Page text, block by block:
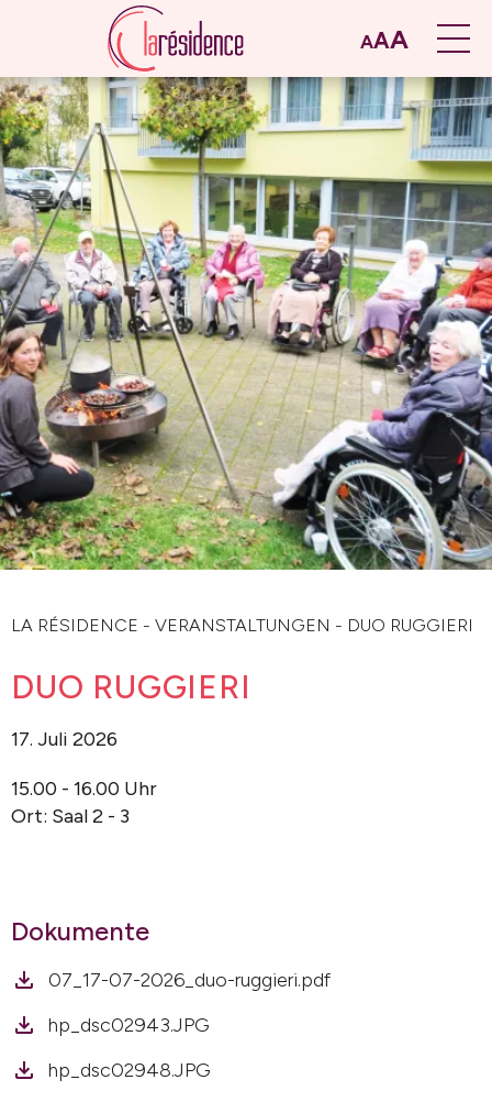
AAA
LA RÉSIDENCE - VERANSTALTUNGEN - DUO RUGGIERI
DUO RUGGIERI
17. Juli 2026
15.00 - 16.00 Uhr
Ort: Saal 2 - 3
Dokumente
07_17-07-2026_duo-ruggieri.pdf
hp_dsc02943.JPG
hp_dsc02948.JPG